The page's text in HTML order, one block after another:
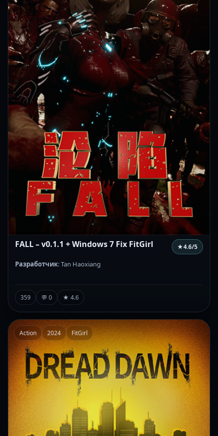
FALL – v0.1.1 + Windows 7 Fix FitGirl ★4.6/5
Разработчик: Tan Haoxiang
359 💬 0 ★ 4.6
Action 2024 FitGirl